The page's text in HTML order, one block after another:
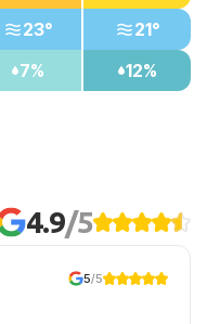
23°
7%
21°
12%
4.9/5
5/5